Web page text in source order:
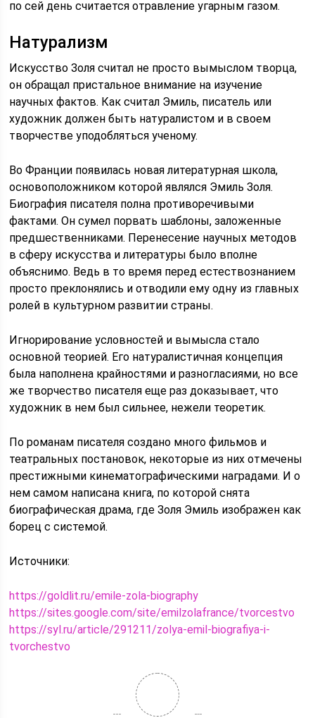
по сей день считается отравление угарным газом.
Натурализм
Искусство Золя считал не просто вымыслом творца,
он обращал пристальное внимание на изучение
научных фактов. Как считал Эмиль, писатель или
художник должен быть натуралистом и в своем
творчестве уподобляться ученому.
Во Франции появилась новая литературная школа,
основоположником которой являлся Эмиль Золя.
Биография писателя полна противоречивыми
фактами. Он сумел порвать шаблоны, заложенные
предшественниками. Перенесение научных методов
в сферу искусства и литературы было вполне
объяснимо. Ведь в то время перед естествознанием
просто преклонялись и отводили ему одну из главных
ролей в культурном развитии страны.
Игнорирование условностей и вымысла стало
основной теорией. Его натуралистичная концепция
была наполнена крайностями и разногласиями, но все
же творчество писателя еще раз доказывает, что
художник в нем был сильнее, нежели теоретик.
По романам писателя создано много фильмов и
театральных постановок, некоторые из них отмечены
престижными кинематографическими наградами. И о
нем самом написана книга, по которой снята
биографическая драма, где Золя Эмиль изображен как
борец с системой.
Источники:
https://goldlit.ru/emile-zola-biography
https://sites.google.com/site/emilzolafrance/tvorcestvo
https://syl.ru/article/291211/zolya-emil-biografiya-i-
tvorchestvo